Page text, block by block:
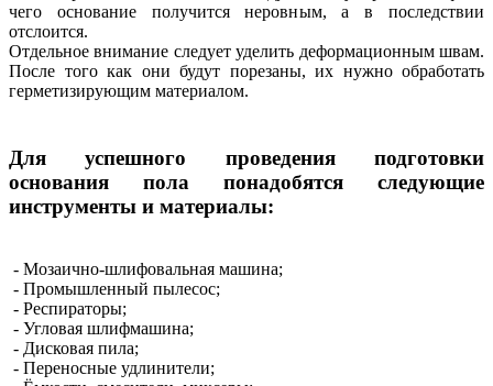
чего основание получится неровным, а в последствии
отслоится.
Отдельное внимание следует уделить деформационным швам.
После того как они будут порезаны, их нужно обработать
герметизирующим материалом.
Для успешного проведения подготовки
основания пола понадобятся следующие
инструменты и материалы:
- Мозаично-шлифовальная машина;
- Промышленный пылесос;
- Респираторы;
- Угловая шлифмашина;
- Дисковая пила;
- Переносные удлинители;